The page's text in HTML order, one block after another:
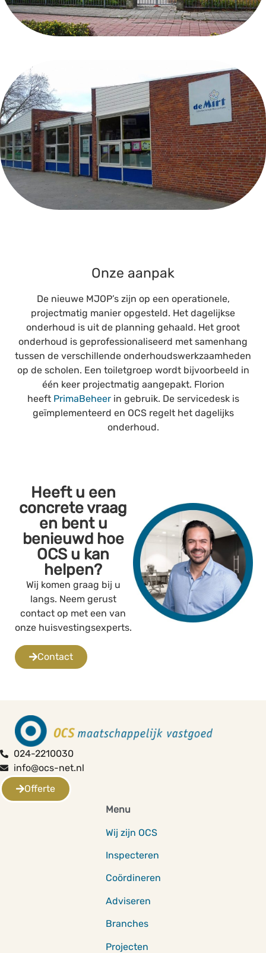
Onze aanpak
De nieuwe MJOP’s zijn op een operationele,
projectmatig manier opgesteld. Het dagelijkse
onderhoud is uit de planning gehaald. Het groot
onderhoud is geprofessionaliseerd met samenhang
tussen de verschillende onderhoudswerkzaamheden
op de scholen. Een toiletgroep wordt bijvoorbeeld in
één keer projectmatig aangepakt. Florion
heeft PrimaBeheerin gebruik. De servicedesk is
geïmplementeerd en OCS regelt het dagelijks
onderhoud.
Heeft u een
concrete vraag
en bent u
benieuwd hoe
OCS u kan
helpen?
Wij komen graag bij u
langs. Neem gerust
contact op met een van
onze huisvestingsexperts.
Contact
024-2210030
info@ocs-net.nl
Offerte
Menu
Wij zijn OCS
Inspecteren
Coördineren
Adviseren
Branches
Projecten